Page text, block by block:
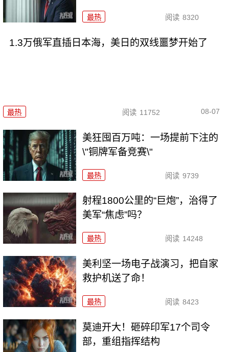
最热 阅读 8320
1.3万俄军直插日本海，美日的双线噩梦开始了
最热 阅读 11752 08-07
美狂囤百万吨：一场提前下注的
\"铜牌军备竞赛\"
最热 阅读 9739
射程1800公里的“巨炮”，治得了
美军“焦虑”吗？
最热 阅读 14248
美利坚一场电子战演习，把自家
救护机送了命！
最热 阅读 8423
莫迪开大！砸碎印军17个司令
部，重组指挥结构